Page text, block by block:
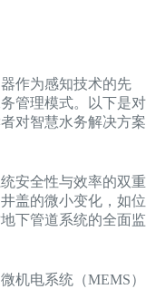
作为感知技术的先
管理模式。以下是对
对智慧水务解决方案
安全性与效率的双重
盖的微小变化，如位
下管道系统的全面监
机电系统（MEMS）